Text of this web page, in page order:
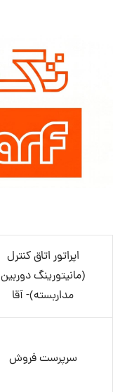
اپراتور اتاق کنترل
(مانیتورینگ دوربین
مداربسته)- آقا
سرپرست فروش